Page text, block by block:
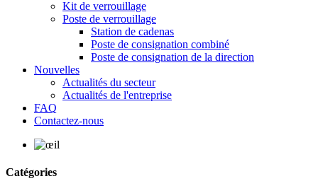
Kit de verrouillage
Poste de verrouillage
Station de cadenas
Poste de consignation combiné
Poste de consignation de la direction
Nouvelles
Actualités du secteur
Actualités de l'entreprise
FAQ
Contactez-nous
Catégories